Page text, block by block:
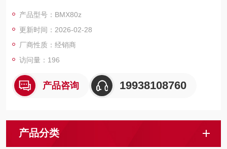
产品型号：BMX80z
更新时间：2026-02-28
厂商性质：经销商
访问量：196
产品咨询 19938108760
产品分类